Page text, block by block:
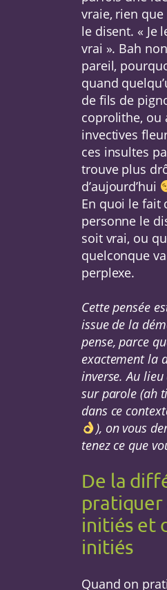
vraie, rien que
le disent. « Je
vrai ». Bah
pareil,
quand
de fils de
coprolithe, ou
invectives
ces insultes
trouve plus
d’aujourd’hui
En quoi le fait
personne le
soit vrai, ou
quelconque
perplexe.
Cette pensée
issue de la
pense, parce
exactement la
inverse. Au
sur parole (ah
dans ce
), on vous
tenez ce que
De la
pratiquer
initiés et
initiés
Quand on